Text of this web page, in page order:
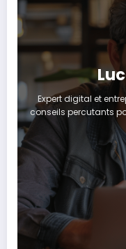
Expert digital et
conseils percutants